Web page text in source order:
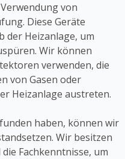
von
Diese Geräte
der Heizanlage, um
Wir können
verwenden, die
von Gasen oder
Heizanlage austreten.
haben, können wir
Wir besitzen
Fachkenntnisse, um